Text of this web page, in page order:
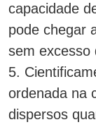
capacidade
pode chegar
sem excesso
5.
ordenada na
dispersos